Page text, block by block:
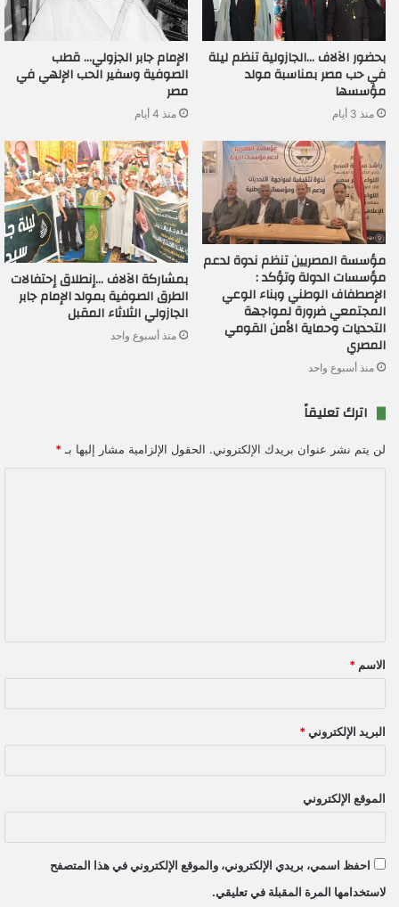
بحضور الآلاف …الجازولية تنظم ليلة
في حب مصر بمناسبة مولد
مؤسسها
منذ 3 أيام
الإمام جابر الجزولي… قطب
الصوفية وسفير الحب الإلهي في
مصر
منذ 4 أيام
مؤسسة المصريين تنظم ندوة لدعم
مؤسسات الدولة وتؤكد :
الإصطفاف الوطني وبناء الوعي
المجتمعي ضرورة لمواجهة
التحديات وحماية الأمن القومي
المصري
منذ أسبوع واحد
بمشاركة الآلاف …إنطلاق إحتفالات
الطرق الصوفية بمولد الإمام جابر
الجازولي الثلاثاء المقبل
منذ أسبوع واحد
اترك تعليقاً
لن يتم نشر عنوان بريدك الإلكتروني. الحقول الإلزامية مشار إليها بـ *
ق
*
الاسم *
البريد الإلكتروني *
الموقع الإلكتروني
احفظ اسمي، بريدي الإلكتروني، والموقع الإلكتروني في هذا المتصفح
لاستخدامها المرة المقبلة في تعليقي.